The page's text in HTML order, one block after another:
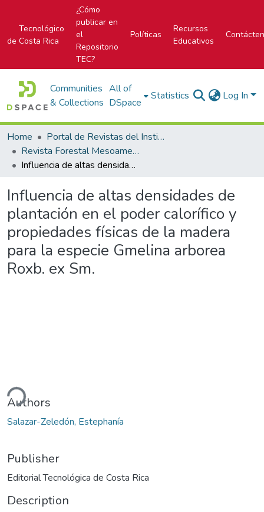
Tecnológico
de Costa Rica
¿Cómo
publicar en
el
Repositorio
TEC?
Políticas
Recursos
Educativos
Communities
& Collections
All of
DSpace
Statistics Log In
Home
Portal de Revistas del Instituto Tecnológico de Costa Rica
Revista Forestal Mesoamericana Kurú
Influencia de altas densidades de plantación en el poder calorífico y propiedades físicas de la madera para la especie Gmelina arborea Roxb. ex Sm.
Influencia de altas densidades de
plantación en el poder calorífico y
propiedades físicas de la madera
para la especie Gmelina arborea
Roxb. ex Sm.
Authors
Salazar-Zeledón, Estephanía
Publisher
Editorial Tecnológica de Costa Rica
Description